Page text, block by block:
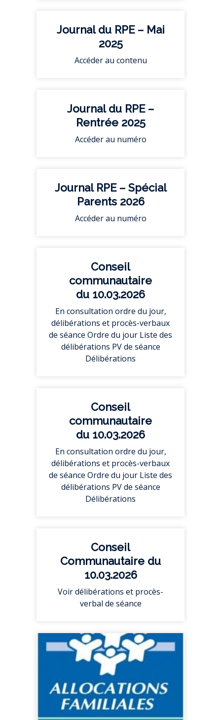
Journal du RPE – Mai
2025
Accéder au contenu
Journal du RPE –
Rentrée 2025
Accéder au numéro
Journal RPE – Spécial
Parents 2026
Accéder au numéro
Conseil
communautaire
du 10.03.2026
En consultation ordre du jour,
délibérations et procès-verbaux
de séance Ordre du jour Liste des
délibérations PV de séance
Délibérations
Conseil
communautaire
du 10.03.2026
En consultation ordre du jour,
délibérations et procès-verbaux
de séance Ordre du jour Liste des
délibérations PV de séance
Délibérations
Conseil
Communautaire du
10.03.2026
Voir délibérations et procès-
verbal de séance